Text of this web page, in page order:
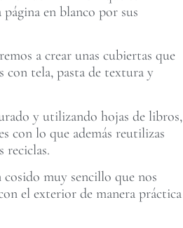
en blanco por sus
a crear unas cubiertas que
con tela, pasta de textura y
y utilizando hojas de libros,
con lo que además reutilizas
reciclas.
cosido muy sencillo que nos
el exterior de manera práctica